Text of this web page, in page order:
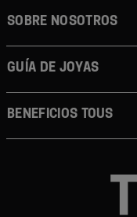
SOBRE NOSOTROS
GUÍA DE JOYAS
BENEFICIOS TOUS